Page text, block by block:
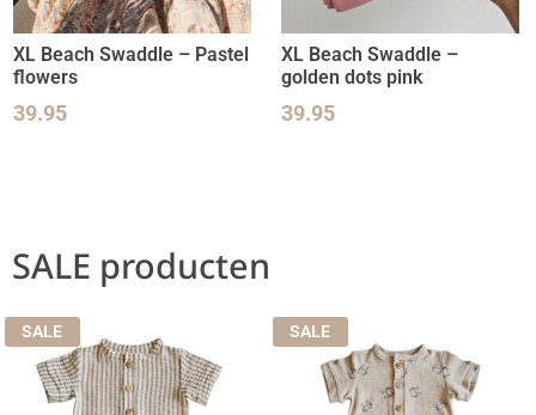
XL Beach Swaddle – Pastel
flowers
39.95
XL Beach Swaddle –
golden dots pink
39.95
SALE producten
SALE SALE